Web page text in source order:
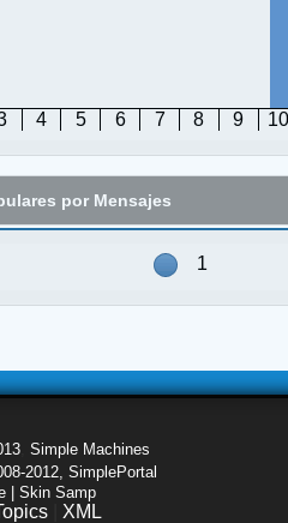
4 5 6 7 8 9 10
por Mensajes
1
Simple Machines
2012, SimplePortal
| Skin Samp
XML